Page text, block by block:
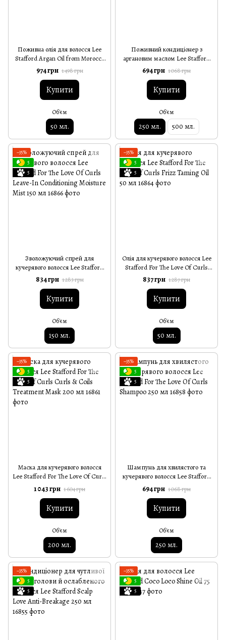
Поживна олія для волосся Lee
Stafford Argan Oil from Morocco
Nourishing Miracle Oil 50 мл
974 грн 1 498 грн
Купити
Об'єм
50 мл.
Поживний кондиціонер з
аргановим маслом Lee Stafford
Argan Oil from Morocco
Nourishing Conditioner 250 мл
694 грн 1 068 грн
Купити
Об'єм
250 мл. 500 мл.
−35%
5
5
Зволожуючий спрей для
кучерявого волосся Lee Stafford
For The Love Of Curls Leave-In
Conditioning Moisture Mist 150 мл
834 грн 1 283 грн
Купити
Об'єм
150 мл.
−35%
5
5
Олія для кучерявого волосся Lee
Stafford For The Love Of Curls
Frizz Taming Oil 50 мл
837 грн 1 287 грн
Купити
Об'єм
50 мл.
−35%
5
5
Маска для кучерявого волосся
Lee Stafford For The Love Of Curls
Curls & Coils Treatment Mask
200 мл
1 043 грн 1 604 грн
Купити
Об'єм
200 мл.
−35%
5
5
Шампунь для хвилястого та
кучерявого волосся Lee Stafford
For The Love Of Curls Shampoo
250 мл
694 грн 1 068 грн
Купити
Об'єм
250 мл.
−35%
5
5
−35%
5
5